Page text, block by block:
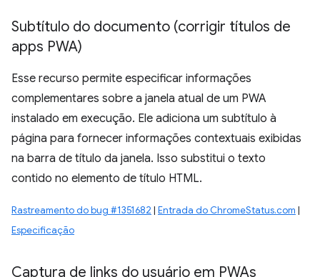
Subtítulo do documento (corrigir títulos de
apps PWA)
Esse recurso permite especificar informações
complementares sobre a janela atual de um PWA
instalado em execução. Ele adiciona um subtítulo à
página para fornecer informações contextuais exibidas
na barra de título da janela. Isso substitui o texto
contido no elemento de título HTML.
Rastreamento do bug #1351682 | Entrada do ChromeStatus.com |
Especificação
Captura de links do usuário em PWAs